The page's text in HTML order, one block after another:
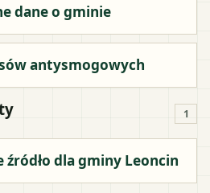
dane o gminie
antysmogowych
1
dla gminy Leoncin